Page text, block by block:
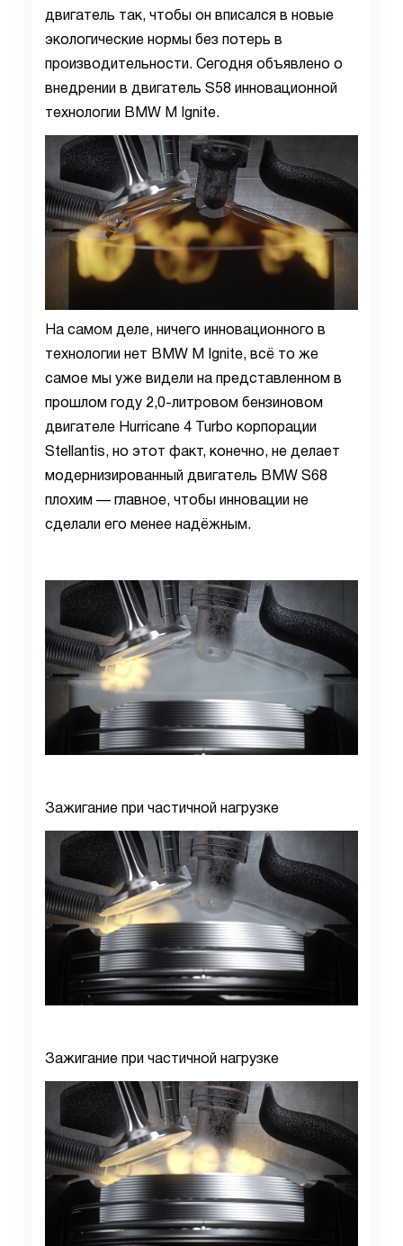
двигатель так, чтобы он вписался в новые
экологические нормы без потерь в
производительности. Сегодня объявлено о
внедрении в двигатель S58 инновационной
технологии BMW M Ignite.
На самом деле, ничего инновационного в
технологии нет BMW M Ignite, всё то же
самое мы уже видели на представленном в
прошлом году 2,0-литровом бензиновом
двигателе Hurricane 4 Turbo корпорации
Stellantis, но этот факт, конечно, не делает
модернизированный двигатель BMW S68
плохим — главное, чтобы инновации не
сделали его менее надёжным.
Зажигание при частичной нагрузке
Зажигание при частичной нагрузке